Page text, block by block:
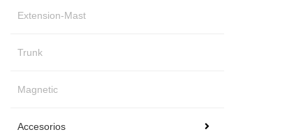
Extension-Mast
Trunk
Magnetic
Accesorios